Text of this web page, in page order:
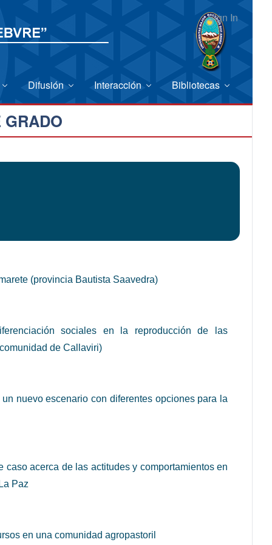
Sign In
Difusión Interacción Bibliotecas
GRADO
(provincia Bautista Saavedra)
sociales en la reproducción de las
de Callaviri)
nuevo escenario con diferentes opciones para la
acerca de las actitudes y comportamientos en
Paz
en una comunidad agropastoril